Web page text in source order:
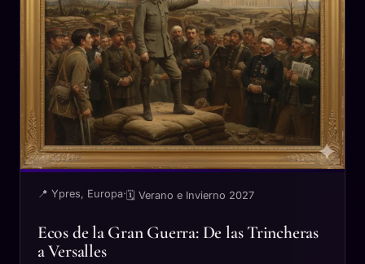
📍 Ypres, Europa· 🗓 Verano e Invierno 2027
Ecos de la Gran Guerra: De las Trincheras
a Versalles